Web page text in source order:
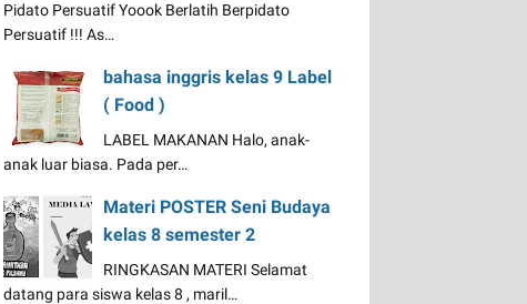
Pidato Persuatif Yoook Berlatih Berpidato
Persuatif !!! As…
bahasa inggris kelas 9 Label
( Food )
LABEL MAKANAN Halo, anak-
anak luar biasa. Pada per…
Materi POSTER Seni Budaya
kelas 8 semester 2
RINGKASAN MATERI Selamat
datang para siswa kelas 8 , maril…